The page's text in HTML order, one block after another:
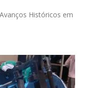
Históricos em